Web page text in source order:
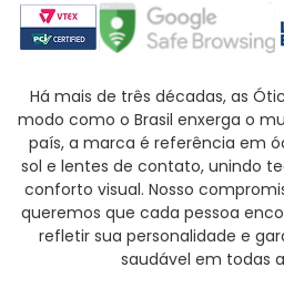
Há mais de três décadas, as
modo como o Brasil enxerga o
país, a marca é referência em
sol e lentes de contato, unindo
conforto visual. Nosso
queremos que cada pessoa
refletir sua personalidade e
saudável em todas